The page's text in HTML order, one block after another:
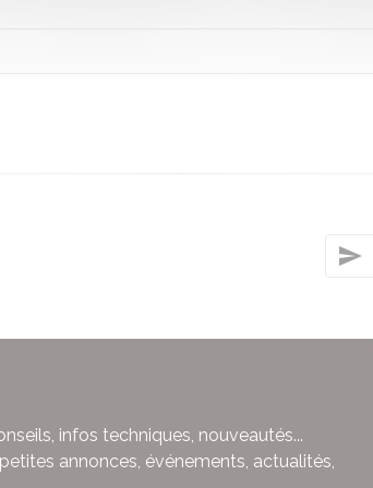
infos techniques, nouveautés...
annonces, événements, actualités,